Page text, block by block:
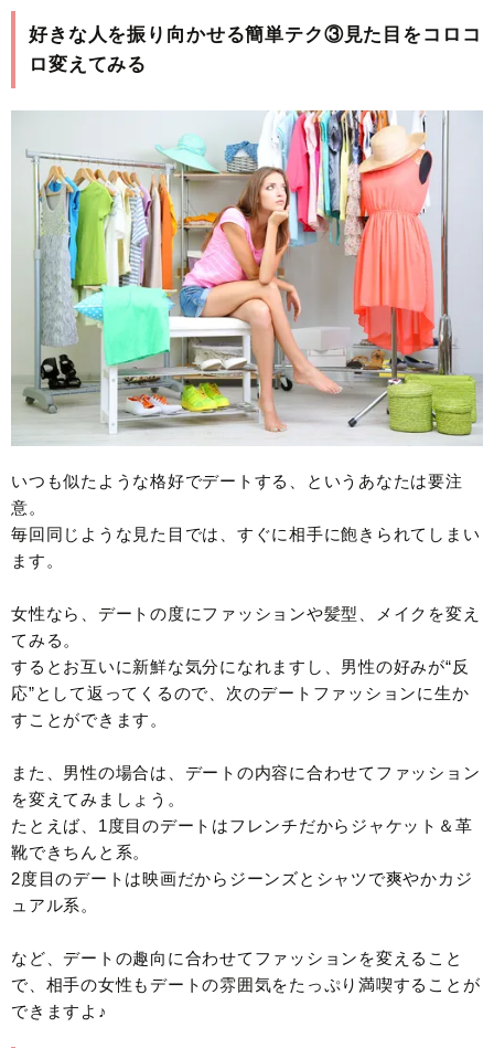
好きな人を振り向かせる簡単テク③見た目をコロコ
ロ変えてみる
いつも似たような格好でデートする、というあなたは要注
意。
毎回同じような見た目では、すぐに相手に飽きられてしまい
ます。
女性なら、デートの度にファッションや髪型、メイクを変え
てみる。
するとお互いに新鮮な気分になれますし、男性の好みが“反
応”として返ってくるので、次のデートファッションに生か
すことができます。
また、男性の場合は、デートの内容に合わせてファッション
を変えてみましょう。
たとえば、1度目のデートはフレンチだからジャケット＆革
靴できちんと系。
2度目のデートは映画だからジーンズとシャツで爽やかカジ
ュアル系。
など、デートの趣向に合わせてファッションを変えること
で、相手の女性もデートの雰囲気をたっぷり満喫することが
できますよ♪